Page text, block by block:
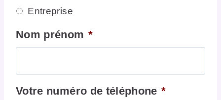
Entreprise
Nom prénom *
Votre numéro de téléphone *